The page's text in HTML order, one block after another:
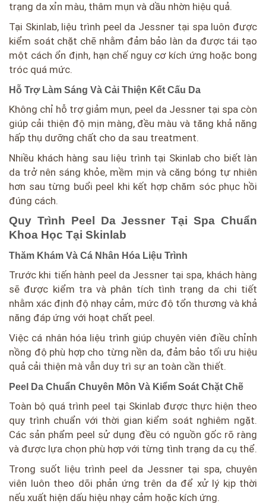
trạng da xỉn màu, thâm mụn và dầu nhờn hiệu quả.
Tại Skinlab, liệu trình peel da Jessner tại spa luôn được
kiểm soát chặt chẽ nhằm đảm bảo làn da được tái tạo
một cách ổn định, hạn chế nguy cơ kích ứng hoặc bong
tróc quá mức.
Hỗ Trợ Làm Sáng Và Cải Thiện Kết Cấu Da
Không chỉ hỗ trợ giảm mụn, peel da Jessner tại spa còn
giúp cải thiện độ mịn màng, đều màu và tăng khả năng
hấp thụ dưỡng chất cho da sau treatment.
Nhiều khách hàng sau liệu trình tại Skinlab cho biết làn
da trở nên sáng khỏe, mềm mịn và căng bóng tự nhiên
hơn sau từng buổi peel khi kết hợp chăm sóc phục hồi
đúng cách.
Quy Trình Peel Da Jessner Tại Spa Chuẩn
Khoa Học Tại Skinlab
Thăm Khám Và Cá Nhân Hóa Liệu Trình
Trước khi tiến hành peel da Jessner tại spa, khách hàng
sẽ được kiểm tra và phân tích tình trạng da chi tiết
nhằm xác định độ nhạy cảm, mức độ tổn thương và khả
năng đáp ứng với hoạt chất peel.
Việc cá nhân hóa liệu trình giúp chuyên viên điều chỉnh
nồng độ phù hợp cho từng nền da, đảm bảo tối ưu hiệu
quả cải thiện mà vẫn duy trì sự an toàn cần thiết.
Peel Da Chuẩn Chuyên Môn Và Kiểm Soát Chặt Chẽ
Toàn bộ quá trình peel tại Skinlab được thực hiện theo
quy trình chuẩn với thời gian kiểm soát nghiêm ngặt.
Các sản phẩm peel sử dụng đều có nguồn gốc rõ ràng
và được lựa chọn phù hợp với từng tình trạng da cụ thể.
Trong suốt liệu trình peel da Jessner tại spa, chuyên
viên luôn theo dõi phản ứng trên da để xử lý kịp thời
nếu xuất hiện dấu hiệu nhạy cảm hoặc kích ứng.